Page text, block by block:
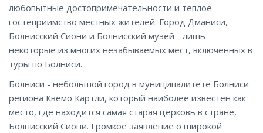
любопытные достопримечательности и теплое
гостеприимство местных жителей. Город Дманиси,
Болнисский Сиони и Болнисский музей - лишь
некоторые из многих незабываемых мест, включенных в
туры по Болниси.
Болниси - небольшой город в муниципалитете Болниси
региона Квемо Картли, который наиболее известен как
место, где находится самая старая церковь в стране,
Болнисский Сиони. Громкое заявление о широкой